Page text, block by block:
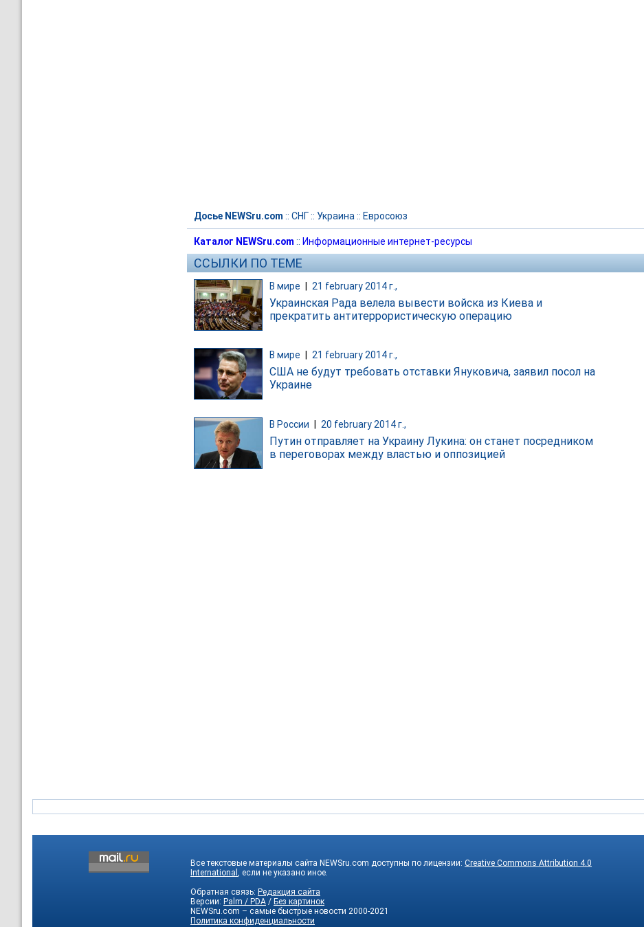
Досье NEWSru.com :: СНГ:: Украина :: Евросоюз
Каталог NEWSru.com :: Информационные интернет-ресурсы
ССЫЛКИ ПО ТЕМЕ
В мире 21 february 2014 г.,
Украинская Рада велела вывести войска из Киева и
прекратить антитеррористическую операцию
В мире 21 february 2014 г.,
США не будут требовать отставки Януковича, заявил посол на
Украине
В России | 20 february 2014 г.,
Путин отправляет на Украину Лукина: он станет посредником
в переговорах между властью и оппозицией
Все текстовые материалы сайта NEWSru.com доступны по лицензии: Creative Commons Attribution 4.0
International
, если не указано иное.
Обратная связь: Редакция сайта
Версии: Palm / PDA / Без картинок
NEWSru.com – самые быстрые новости 2000-2021
Политика конфиденциальности